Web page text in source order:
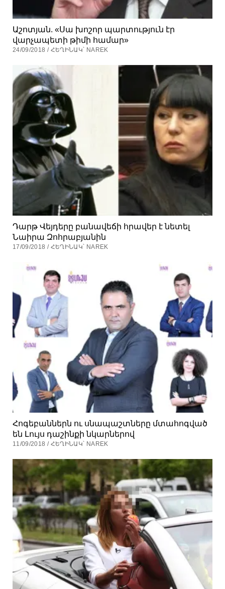
Աշոտյան. «Սա խոշոր պարտություն էր
վարչապետի թիմի համար»
24/09/2018 / ՀԵՂԻՆԱԿ՝ NAREK
Դարթ Վեյդերը բանավեճի հրավեր է նետել
Նաիրա Զոհրաբյանին
17/09/2018 / ՀԵՂԻՆԱԿ՝ NAREK
Հոգեբաններն ու սնապաշտները մտահոգված
են Լույս դաշինքի նկարներով
11/09/2018 / ՀԵՂԻՆԱԿ՝ NAREK